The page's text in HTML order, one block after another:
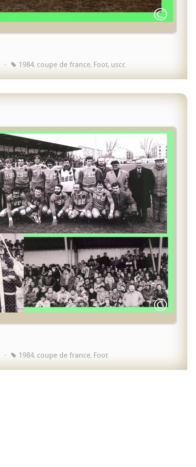
1984, coupe de france, Foot, uscc
1984, coupe de france, Foot